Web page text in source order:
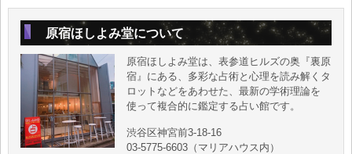
原宿ほしよみ堂について
原宿ほしよみ堂は、表参道ヒルズの奥『裏原
宿』にある、多彩な占術と心理を読み解くタ
ロットなどをあわせた、最新の学術理論を
使って複合的に鑑定する占い館です。
渋谷区神宮前3-18-16
03-5775-6603（マリアハウス内）